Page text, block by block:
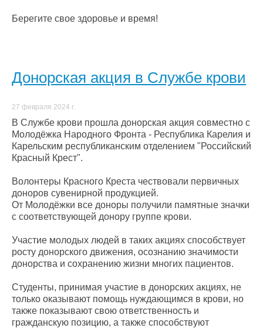
Берегите свое здоровье и время!
Донорская акция в Службе крови
27 февраля 2024 г.
В Службе крови прошла донорская акция совместно с
Молодёжка Народного Фронта - Республика Карелия и
Карельским республиканским отделением "Российский
Красный Крест".
Волонтеры Красного Креста чествовали первичных
доноров сувенирной продукцией.
От Молодёжки все доноры получили памятные значки
с соответствующей донору группе крови.
Участие молодых людей в таких акциях способствует
росту донорского движения, осознанию значимости
донорства и сохранению жизни многих пациентов.
Студенты, принимая участие в донорских акциях, не
только оказывают помощь нуждающимся в крови, но
также показывают свою ответственность и
гражданскую позицию, а также способствуют